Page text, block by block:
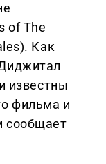
of The
Как
известны
фильма и
сообщает